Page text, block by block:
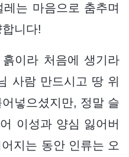
는 마음으로 춤추며
니다!
이라 처음에 생기라
사람 만드시고 땅 위
넣으셨지만, 정말 슬
이성과 양심 잃어버
지는 동안 인류는 오